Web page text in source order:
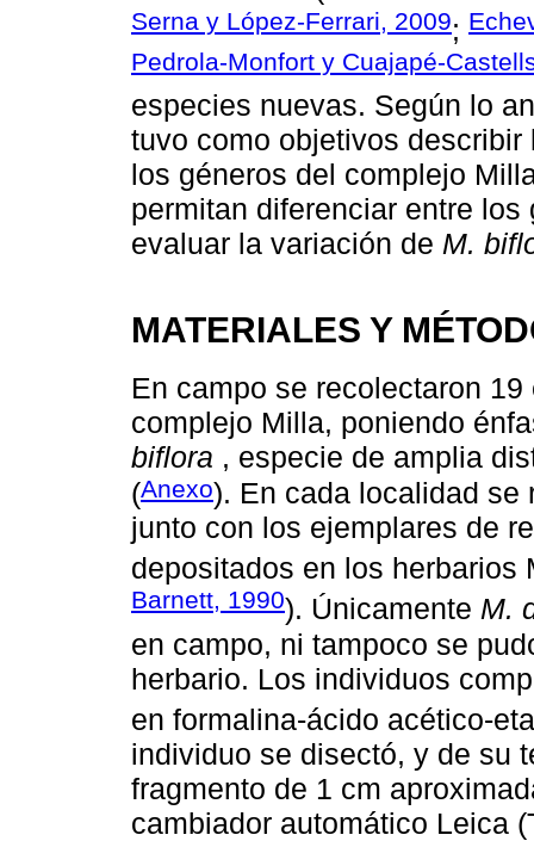
Serna y López-Ferrari, 2009;
Pedrola-Monfort y Cuajapé-
especies nuevas. Según lo
tuvo como objetivos
los géneros del complejo
permitan diferenciar entre
evaluar la variación de M.
MATERIALES Y
En campo se recolectaron
complejo Milla, poniendo
biflora , especie de amplia
(Anexo). En cada localidad se
junto con los ejemplares de
depositados en los herbarios
Barnett, 1990). Únicamente M.
en campo, ni tampoco se
herbario. Los individuos
en formalina-ácido acético-
individuo se disectó, y de su
fragmento de 1 cm
cambiador automático Leica